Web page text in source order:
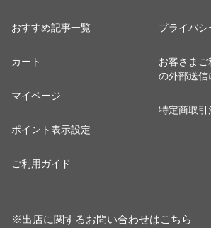
おすすめ記事一覧
カート
マイページ
ポイント表示設定
ご利用ガイド
プライバシ
お客さま
の外部送信
特定商取引
※出店に関するお問い合わせはこちら